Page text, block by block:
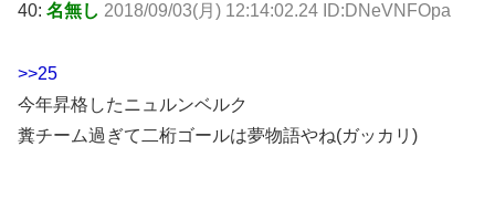
40: 名無し 2018/09/03(月) 12:14:02.24 ID:DNeVNFOpa
>>25
今年昇格したニュルンベルク
糞チーム過ぎて二桁ゴールは夢物語やね(ガッカリ)